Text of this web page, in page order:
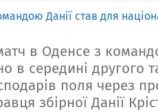
Данії став для
в Оденсе з
в середині другого
поля через
збірної Данії